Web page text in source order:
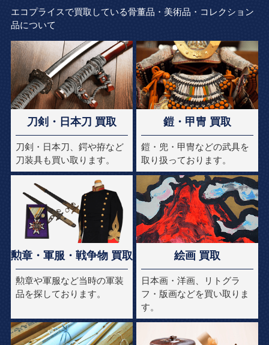
エコプライスで買取している骨董品・美術品・コレクション
品について
刀剣・日本刀 買取
刀剣・日本刀、鍔や拵など
刀装具も買い取ります。
鎧・甲冑 買取
鎧・兜・甲冑などの武具を
取り扱っております。
勲章・軍服・戦争物 買取
勲章や軍服など当時の軍装
品を探しております。
絵画 買取
日本画・洋画、リトグラ
フ・版画などを買い取りま
す。